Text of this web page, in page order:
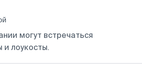
могут встречаться
и лоукосты.